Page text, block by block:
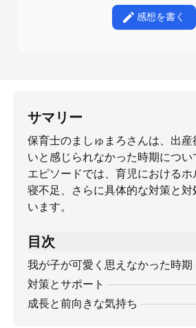
感想を書く
サマリー
保育士のましゅまろさんは、出
いと感じられなかった時期につ
エピソードでは、育児における
寝不足、さらに具体的な対策と対
います。
目次
我が子が可愛く思えなかった時期
対策とサポート
成長と前向きな気持ち